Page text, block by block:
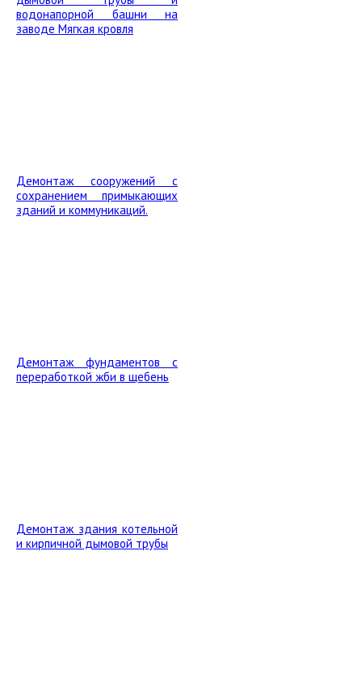
водонапорной башни на
заводе Мягкая кровля
Демонтаж сооружений с
сохранением примыкающих
зданий и коммуникаций.
Демонтаж фундаментов с
переработкой жби в щебень
Демонтаж здания котельной
и кирпичной дымовой трубы